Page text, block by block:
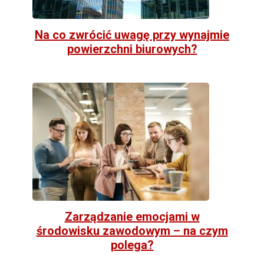
Na co zwrócić uwagę przy wynajmie
powierzchni biurowych?
Zarządzanie emocjami w
środowisku zawodowym – na czym
polega?